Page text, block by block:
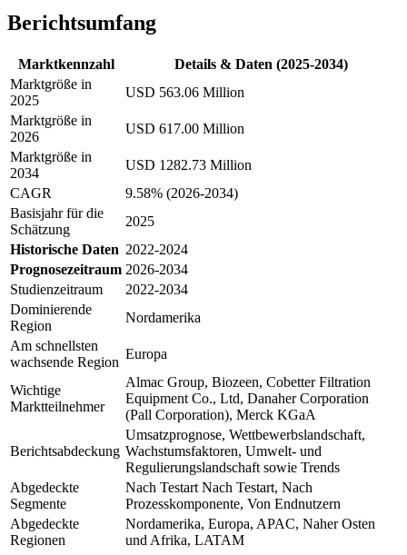
Berichtsumfang
Marktkennzahl
Details & Daten (2025-2034)
Marktgröße in
2025
USD 563.06 Million
Marktgröße in
2026
USD 617.00 Million
Marktgröße in
2034
USD 1282.73 Million
CAGR
9.58% (2026-2034)
Basisjahr für die
Schätzung
2025
Historische Daten 2022-2024
Prognosezeitraum 2026-2034
Studienzeitraum
2022-2034
Dominierende
Region
Nordamerika
Am schnellsten
wachsende Region
Europa
Wichtige
Marktteilnehmer
Almac Group, Biozeen, Cobetter Filtration
Equipment Co., Ltd, Danaher Corporation
(Pall Corporation), Merck KGaA
Berichtsabdeckung
Umsatzprognose, Wettbewerbslandschaft,
Wachstumsfaktoren, Umwelt- und
Regulierungslandschaft sowie Trends
Abgedeckte
Segmente
Nach Testart Nach Testart, Nach
Prozesskomponente, Von Endnutzern
Abgedeckte
Regionen
Nordamerika, Europa, APAC, Naher Osten
und Afrika, LATAM